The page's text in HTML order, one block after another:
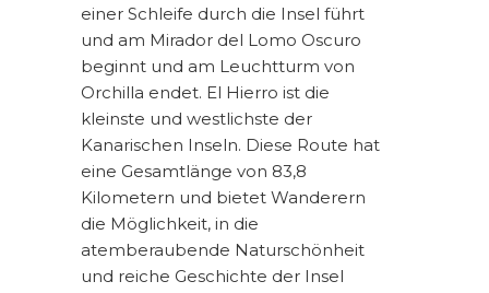
einer Schleife durch die Insel führt
und am Mirador del Lomo Oscuro
beginnt und am Leuchtturm von
Orchilla endet. El Hierro ist die
kleinste und westlichste der
Kanarischen Inseln. Diese Route hat
eine Gesamtlänge von 83,8
Kilometern und bietet Wanderern
die Möglichkeit, in die
atemberaubende Naturschönheit
und reiche Geschichte der Insel